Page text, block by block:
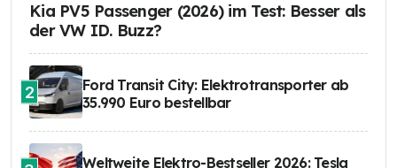
Kia PV5 Passenger (2026) im Test: Besser als
der VW ID. Buzz?
2
Ford Transit City: Elektrotransporter ab
35.990 Euro bestellbar
Weltweite Elektro-Bestseller 2026: Tesla